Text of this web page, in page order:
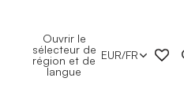
Ouvrir le
sélecteur de
région et de
langue
EUR/FR